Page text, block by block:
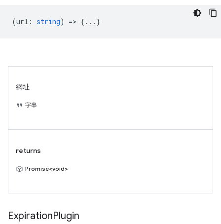
(url : string) => {...}
網址
字串
returns
Promise<void>
ExpirationPlugin